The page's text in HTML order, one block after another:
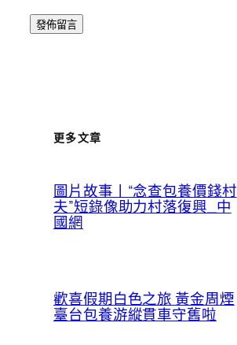
更多文章
圖片故事丨“念查包養價錢村
夫”短錄像助力村落復興_中
國網
歡喜假期白色之旅 黃金周煙
臺台包養游縱貫車守舊啦